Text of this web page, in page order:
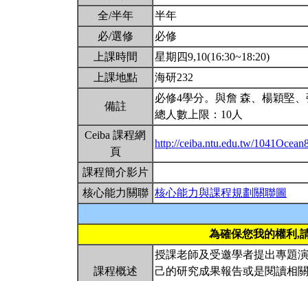
全/半年
半年
必/選修
必修
上課時間
星期四9,10(16:30~18:20)
上課地點
海研232
備註
必修4學分。與詹 森、楊穎堅
總人數上限：10人
Ceiba 課程網
頁
http://ceiba.ntu.edu.tw/
課程簡介影片
核心能力關聯 核心能力與課程規劃關聯圖
為確保您我的權利,
課程概述
授課老師及受邀學者提出專題
己的研究成果報告或是閱讀相